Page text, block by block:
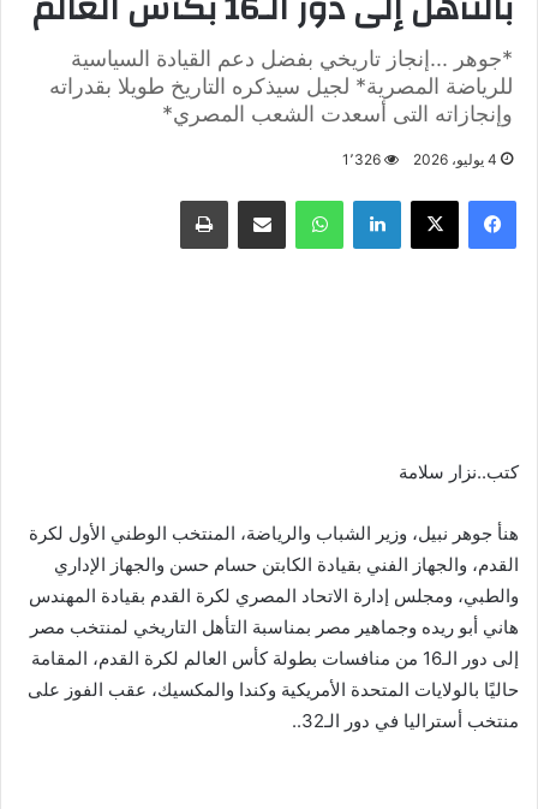
*جوهر ...إنجاز تاريخي بفضل دعم القيادة السياسية
للرياضة المصرية* لجيل سيذكره التاريخ طويلا بقدراته
وإنجازاته التى أسعدت الشعب المصري*
4 يوليو، 2026 1٬326
فيسبوك X لينكدإن واتساب مشاركة عبر البريد طباعة
كتب..نزار سلامة
هنأ جوهر نبيل، وزير الشباب والرياضة، المنتخب الوطني الأول لكرة
القدم، والجهاز الفني بقيادة الكابتن حسام حسن والجهاز الإداري
والطبي، ومجلس إدارة الاتحاد المصري لكرة القدم بقيادة المهندس
هاني أبو ريده وجماهير مصر بمناسبة التأهل التاريخي لمنتخب مصر
إلى دور الـ16 من منافسات بطولة كأس العالم لكرة القدم، المقامة
حاليًا بالولايات المتحدة الأمريكية وكندا والمكسيك، عقب الفوز على
منتخب أستراليا في دور الـ32..